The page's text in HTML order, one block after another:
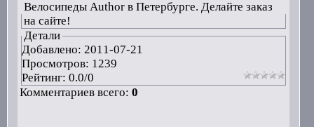
Велосипеды Author в Петербурге. Делайте заказ
на сайте!
Детали
Добавлено: 2011-07-21
Просмотров: 1239
Рейтинг: 0.0/0
Комментариев всего: 0